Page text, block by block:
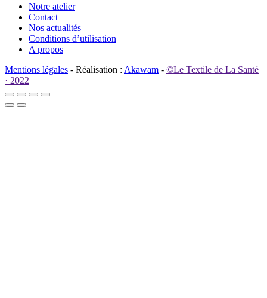
Notre atelier
Contact
Nos actualités
Conditions d’utilisation
A propos
Mentions légales - Réalisation : Akawam - ©Le Textile de La Santé
· 2022